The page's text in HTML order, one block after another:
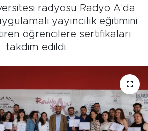
radyosu Radyo A'da
yayıncılık eğitimini
öğrencilere sertifikaları
takdim edildi.